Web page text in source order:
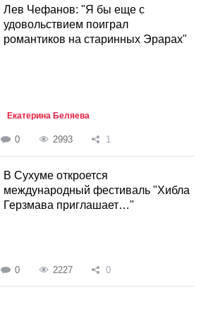
Лев Чефанов: "Я бы еще с
удовольствием поиграл
романтиков на старинных Эрарах"
Екатерина Беляева
0 2993 1
В Сухуме откроется
международный фестиваль "Хибла
Герзмава приглашает…"
0 2227 0